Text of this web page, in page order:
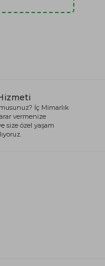
İç Mimarlık
vermenize
size özel yaşam